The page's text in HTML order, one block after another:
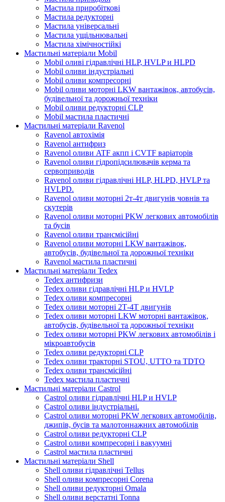
Мастила приробіткові
Мастила редукторні
Мастила універсальні
Мастила ущільнювальні
Мастила хімічностійкі
Мастильні матеріали Mobil
Mobil оливі гідравлічні HLP, HVLP и HLPD
Mobil оливи індустріальні
Mobil оливи компресорні
Mobil оливи моторні LKW вантажівок, автобусів,
будівельної та дорожньої техніки
Mobil оливи редукторні CLP
Mobil мастила пластичні
Мастильні матеріали Ravenol
Ravenol автохімія
Ravenol антифриз
Ravenol оливи ATF акпп і CVTF варіаторів
Ravenol оливи гідропідсилювачів керма та
сервоприводів
Ravenol оливи гідравлічні HLP, HLPD, HVLP та
HVLPD.
Ravenol оливи моторні 2т-4т двигунів човнів та
скутерів
Ravenol оливи моторні PKW легкових автомобілів
та бусів
Ravenol оливи трансмісійні
Ravenol оливи моторні LKW вантажівок,
автобусів, будівельної та дорожньої техніки
Ravenol мастила пластичні
Мастильні матеріали Tedex
Tedex антифризи
Tedex оливи гідравлічні HLP и HVLP
Tedex оливи компресорні
Tedex оливи моторні 2Т-4Т двигунів
Tedex оливи моторні LKW моторні вантажівок,
автобусів, будівельної та дорожньої техніки
Tedex оливи моторні PKW легкових автомобілів і
мікроавтобусів
Tedex оливи редукторні CLP
Tedex оливи тракторні STOU, UTTO та TDTO
Tedex оливи трансмісійні
Tedex мастила пластичні
Мастильні матеріали Castrol
Castrol оливи гідравлічні HLP и HVLP
Castrol оливи індустріальні.
Castrol оливи моторні PKW легкових автомобілів,
джипів, бусів та малотоннажних автомобілів
Castrol оливи редукторні CLP
Castrol оливи компресорні і вакуумні
Castrol мастила пластичні
Мастильні матеріали Shell
Shell оливи гідравлічні Tellus
Shell оливи компресорні Corena
Shell оливи редукторні Omala
Shell оливи верстатні Tonna